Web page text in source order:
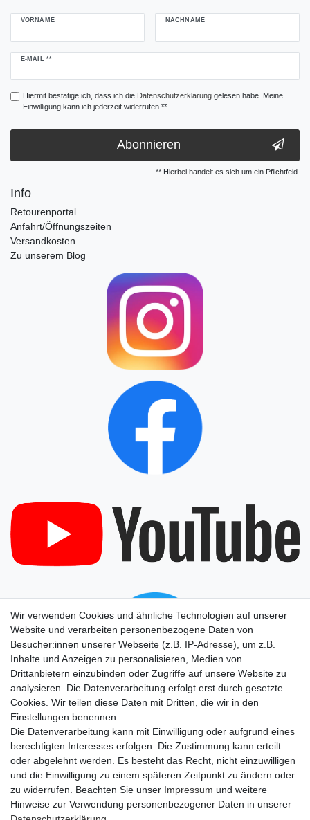
VORNAME NACHNAME
E-MAIL **
Newsletter
Hiermit bestätige ich, dass ich die Daten­schutz­erklärunggelesen habe. Meine
Einwilligung kann ich jederzeit widerrufen.**
Abonnieren
** Hierbei handelt es sich um ein Pflichtfeld.
Info
Retourenportal
Anfahrt/Öffnungszeiten
Versandkosten
Zu unserem Blog
Wir verwenden Cookies und ähnliche Technologien auf unserer
Website und verarbeiten personenbezogene Daten von
Besucher:innen unserer Webseite (z.B. IP-Adresse), um z.B.
Inhalte und Anzeigen zu personalisieren, Medien von
Drittanbietern einzubinden oder Zugriffe auf unsere Website zu
analysieren. Die Datenverarbeitung erfolgt erst durch gesetzte
Cookies. Wir teilen diese Daten mit Dritten, die wir in den
Einstellungen benennen.
Die Datenverarbeitung kann mit Einwilligung oder aufgrund eines
berechtigten Interesses erfolgen. Die Zustimmung kann erteilt
oder abgelehnt werden. Es besteht das Recht, nicht einzuwilligen
und die Einwilligung zu einem späteren Zeitpunkt zu ändern oder
zu widerrufen. Beachten Sie unser Impressum und weitere
Hinweise zur Verwendung personenbezogener Daten in unserer